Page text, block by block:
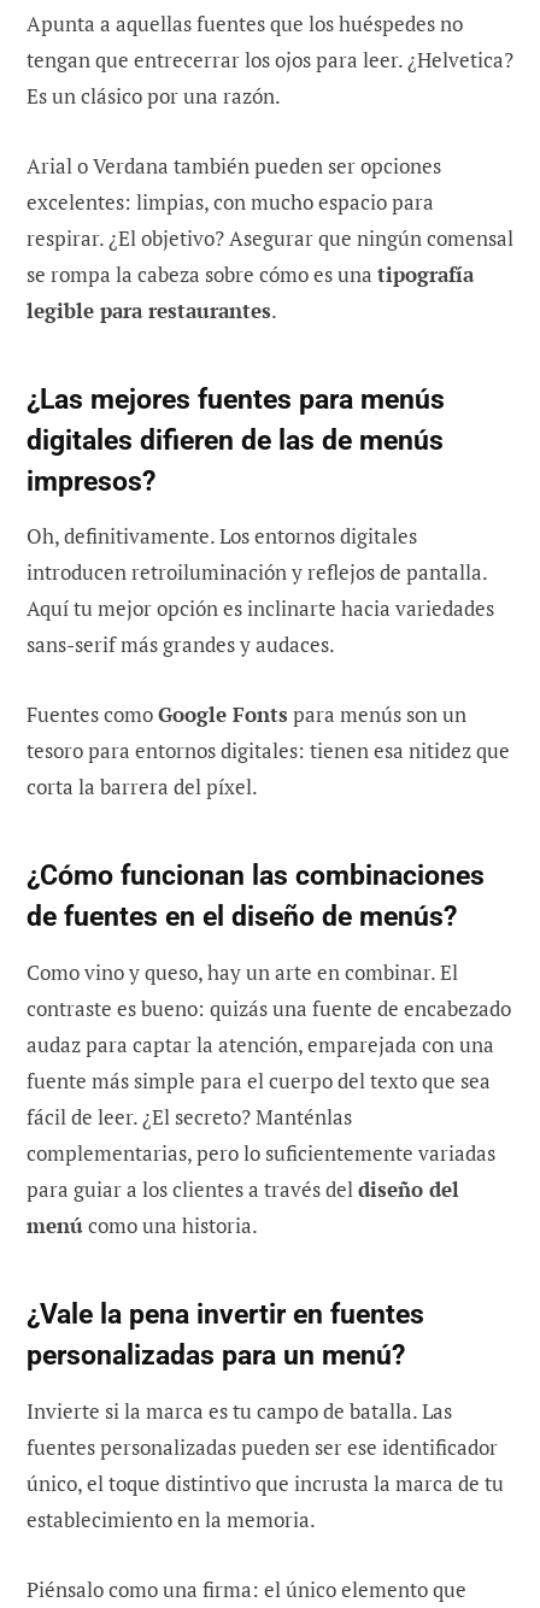
Apunta a aquellas fuentes que los huéspedes no
tengan que entrecerrar los ojos para leer. ¿Helvetica?
Es un clásico por una razón.
Arial o Verdana también pueden ser opciones
excelentes: limpias, con mucho espacio para
respirar. ¿El objetivo? Asegurar que ningún comensal
se rompa la cabeza sobre cómo es una tipografía
legible para restaurantes.
¿Las mejores fuentes para menús
digitales difieren de las de menús
impresos?
Oh, definitivamente. Los entornos digitales
introducen retroiluminación y reflejos de pantalla.
Aquí tu mejor opción es inclinarte hacia variedades
sans-serif más grandes y audaces.
Fuentes comoGoogle Fonts para menús son un
tesoro para entornos digitales: tienen esa nitidez que
corta la barrera del píxel.
¿Cómo funcionan las combinaciones
de fuentes en el diseño de menús?
Como vino y queso, hay un arte en combinar. El
contraste es bueno: quizás una fuente de encabezado
audaz para captar la atención, emparejada con una
fuente más simple para el cuerpo del texto que sea
fácil de leer. ¿El secreto? Manténlas
complementarias, pero lo suficientemente variadas
para guiar a los clientes a través deldiseño del
menúcomo una historia.
¿Vale la pena invertir en fuentes
personalizadas para un menú?
Invierte si la marca es tu campo de batalla. Las
fuentes personalizadas pueden ser ese identificador
único, el toque distintivo que incrusta la marca de tu
establecimiento en la memoria.
Piénsalo como una firma: el único elemento que